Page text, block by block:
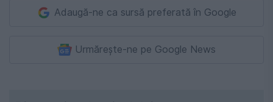
Adaugă-ne ca sursă preferată în Google
Urmărește-ne pe Google News